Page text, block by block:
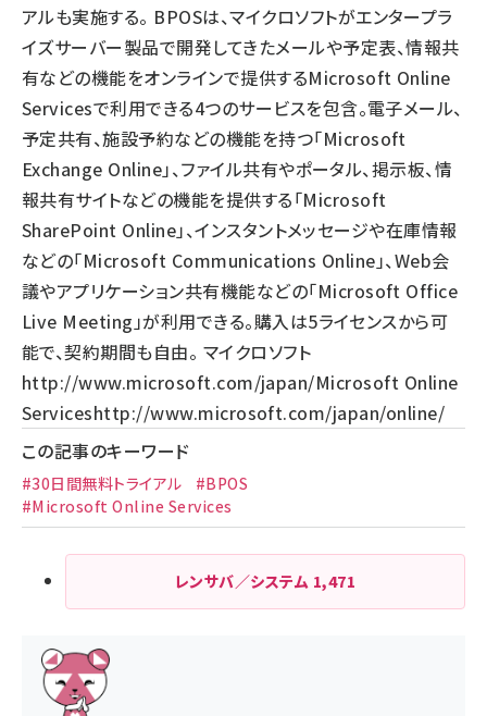
アルも実施する。 BPOSは、マイクロソフトがエンタープラ
イズサーバー製品で開発してきたメールや予定表、情報共
有などの機能をオンラインで提供するMicrosoft Online
Servicesで利用できる4つのサービスを包含。電子メール、
予定共有、施設予約などの機能を持つ「Microsoft
Exchange Online」、ファイル共有やポータル、掲示板、情
報共有サイトなどの機能を提供する「Microsoft
SharePoint Online」、インスタントメッセージや在庫情報
などの「Microsoft Communications Online」、Web会
議やアプリケーション共有機能などの「Microsoft Office
Live Meeting」が利用できる。購入は5ライセンスから可
能で、契約期間も自由。 マイクロソフト
http://www.microsoft.com/japan/Microsoft Online
Serviceshttp://www.microsoft.com/japan/online/
この記事のキーワード
#30日間無料トライアル
#BPOS
#Microsoft Online Services
レンサバ／システム 1,471